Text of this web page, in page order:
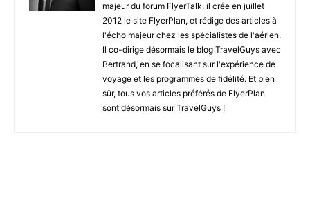
majeur du forum FlyerTalk, il crée en juillet
2012 le site FlyerPlan, et rédige des articles à
l'écho majeur chez les spécialistes de l'aérien.
Il co-dirige désormais le blog TravelGuys avec
Bertrand, en se focalisant sur l'expérience de
voyage et les programmes de fidélité. Et bien
sûr, tous vos articles préférés de FlyerPlan
sont désormais sur TravelGuys !